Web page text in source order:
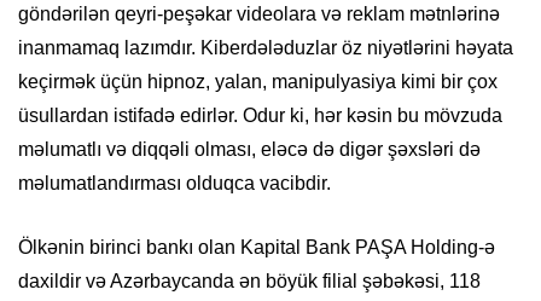
göndərilən qeyri-peşəkar videolara və reklam mətnlərinə
inanmamaq lazımdır. Kiberdələduzlar öz niyətlərini həyata
keçirmək üçün hipnoz, yalan, manipulyasiya kimi bir çox
üsullardan istifadə edirlər. Odur ki, hər kəsin bu mövzuda
məlumatlı və diqqəli olması, eləcə də digər şəxsləri də
məlumatlandırması olduqca vacibdir.
Ölkənin birinci bankı olan Kapital Bank PAŞA Holding-ə
daxildir və Azərbaycanda ən böyük filial şəbəkəsi, 118